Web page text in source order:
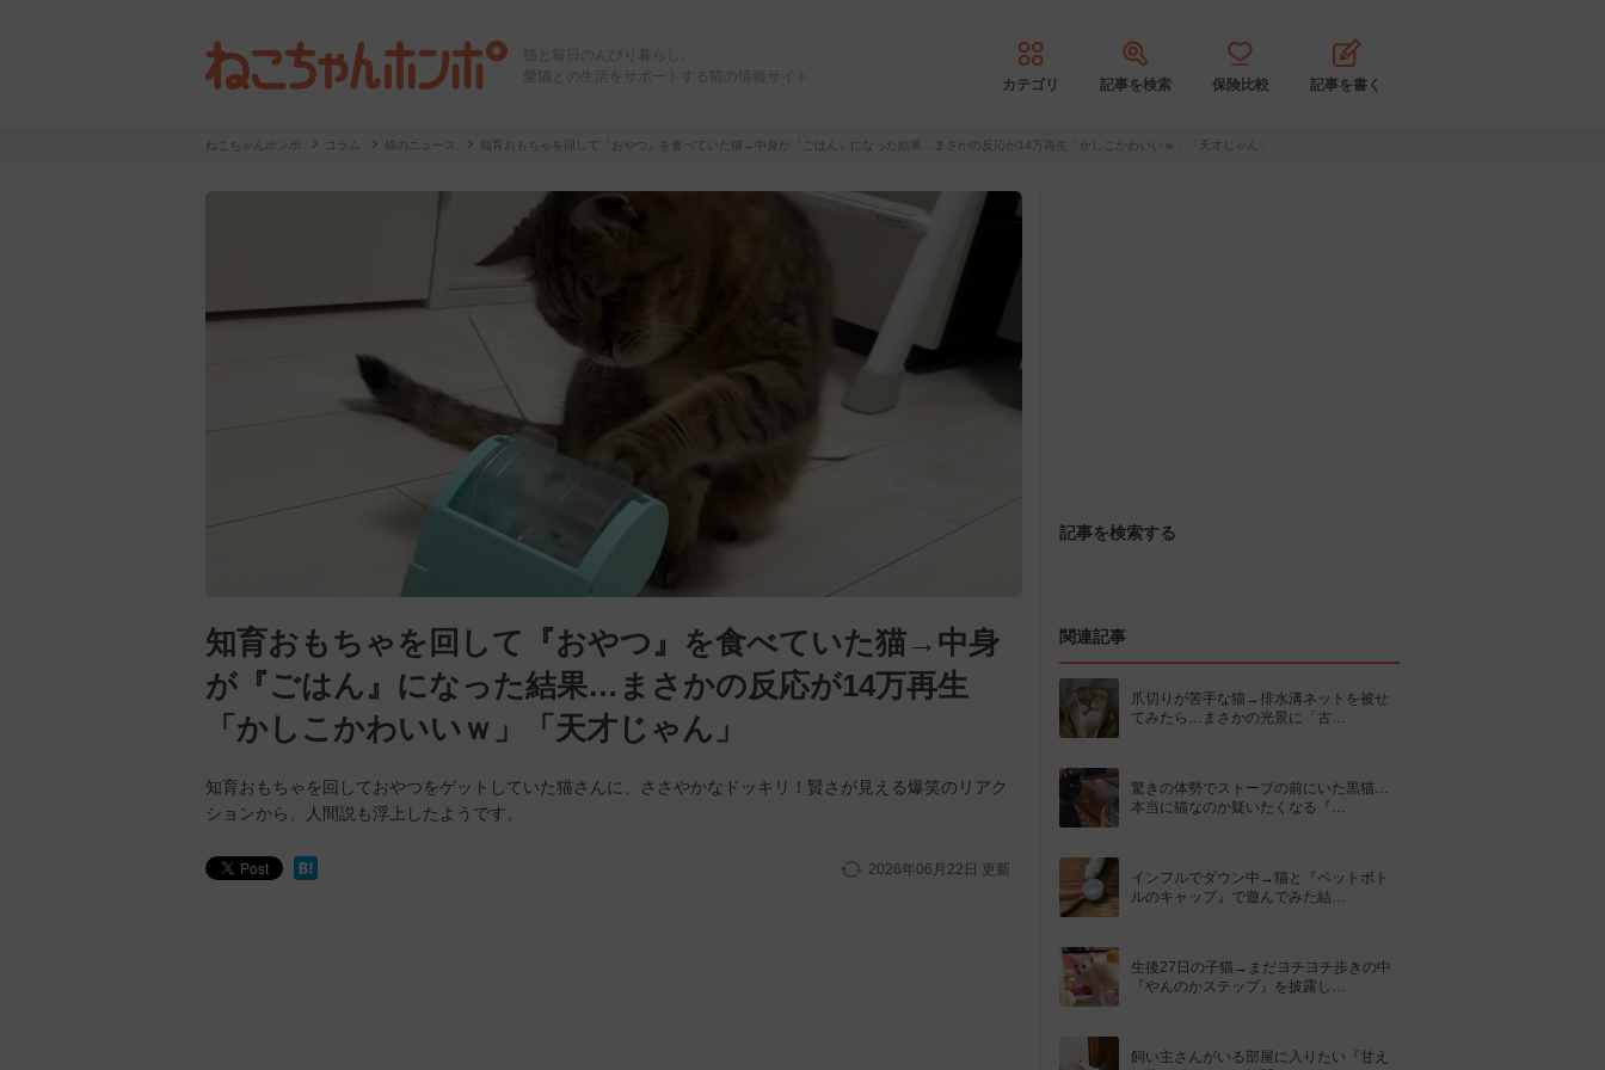
猫と毎日のんびり暮らし。
愛猫との生活をサポートする猫の情報サイト
カテゴリ 記事を検索 保険比較 記事を書く
ねこちゃんホンポ コラム 猫のニュース 知育おもちゃを回して『おやつ』を食べていた猫→中身が『ごはん』になった結果…まさかの反応が14万再生「かしこかわいいｗ」「天才じゃん」
知育おもちゃを回して『おやつ』を食べていた猫→中身
が『ごはん』になった結果…まさかの反応が14万再生
「かしこかわいいｗ」「天才じゃん」
知育おもちゃを回しておやつをゲットしていた猫さんに、ささやかなドッキリ！賢さが見える爆笑のリアク
ションから、人間説も浮上したようです。
2026年06月22日 更新
記事を検索する
関連記事
爪切りが苦手な猫→排水溝ネットを被せ
てみたら…まさかの光景に「古…
驚きの体勢でストーブの前にいた黒猫…
本当に猫なのか疑いたくなる『…
インフルでダウン中→猫と『ペットボト
ルのキャップ』で遊んでみた結…
生後27日の子猫→まだヨチヨチ歩きの中
『やんのかステップ』を披露し…
飼い主さんがいる部屋に入りたい『甘え